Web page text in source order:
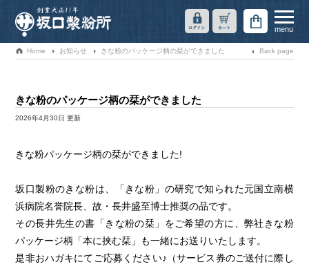
menu
カート
ログイン
Home お知らせ Back page
きな粉のパッケージ柄の栞ができました
きな粉のパッケージ柄の栞ができました
2026年4月30日 更新
きな粉パッケージ柄の栞ができました!
坂口製粉のきな粉は、「きな粉」の研究で知られた元国立南横
浜病院名誉院長、故・長井盛至博士推奨の品です。
その長井先生の書「きな粉の栞」をご希望の方に、弊社きな粉
パッケージ柄「本に挟む栞」も一緒にお送りいたします。
是非おハガキにてご応募ください♪（サービス券のご送付に際し